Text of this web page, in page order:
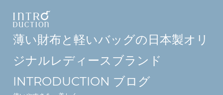
薄い財布と軽いバッグの日本製オリ
ジナルレディースブランド
INTRODUCTION ブログ